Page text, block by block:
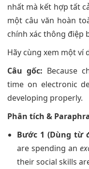
nhất mà kết hợp tất
một câu văn hoàn
chính xác thông điệp
Hãy cùng xem một ví
Câu gốc: Because
time on electronic
developing properly.
Phân tích &
Bước 1 (Dùng từ
are spending an
their social skills